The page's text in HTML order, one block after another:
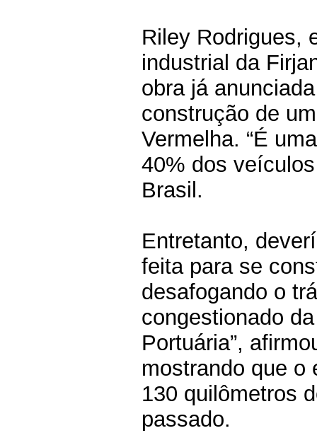
Riley Rodrigues,
industrial da
obra já
construção de
Vermelha. “É
40% dos
Brasil.
Entretanto,
feita para se
desafogando o
congestionado
Portuária”,
mostrando que o
130 quilômetros
passado.